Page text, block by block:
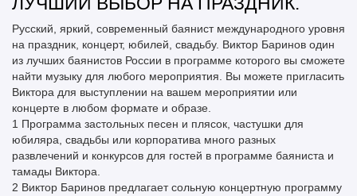
Русский, яркий, современный баянист международного уровня
на праздник, концерт, юбилей, свадьбу. Виктор Баринов один
из лучших баянистов России в программе которого вы сможете
найти музыку для любого мероприятия. Вы можете пригласить
Виктора для выступлении на вашем мероприятии или
концерте в любом формате и образе.
1 Программа застольных песен и плясок, частушки для
юбиляра, свадьбы или корпоратива много разных
развлечений и конкурсов для гостей в программе баяниста и
тамады Виктора.
2 Виктор Баринов предлагает сольную концертную программу